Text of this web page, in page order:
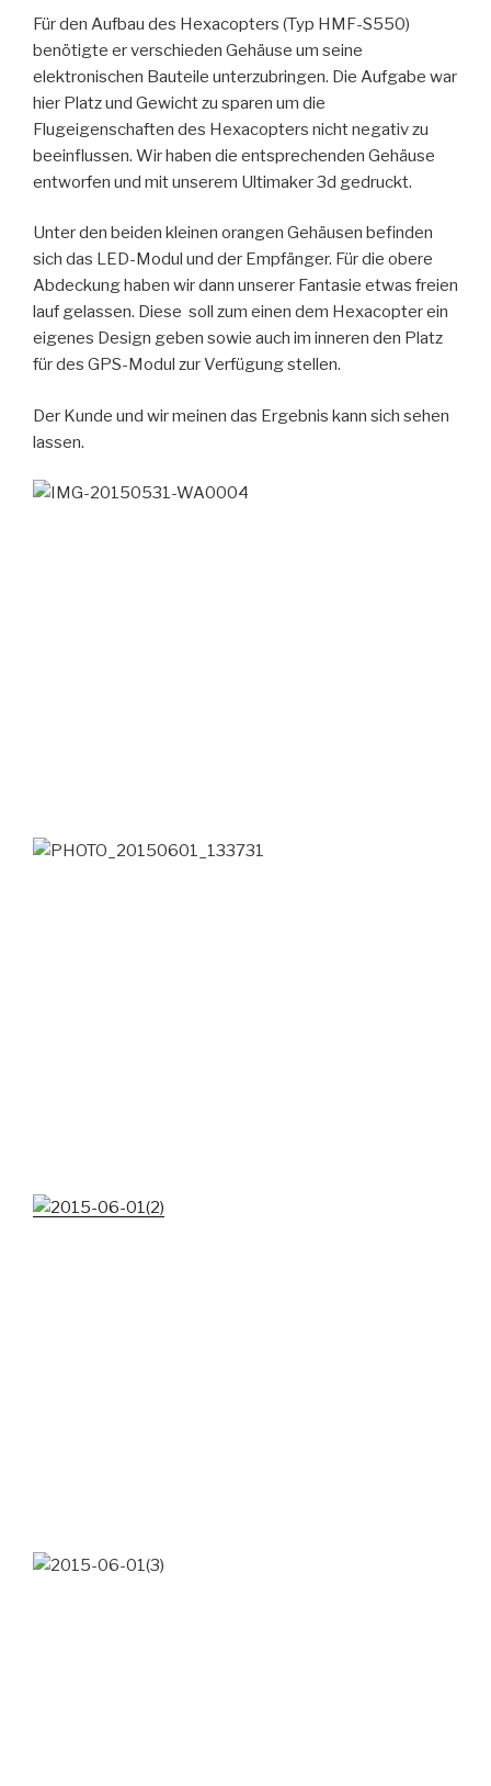
Für den Aufbau des Hexacopters (Typ HMF-S550)
benötigte er verschieden Gehäuse um seine
elektronischen Bauteile unterzubringen. Die Aufgabe war
hier Platz und Gewicht zu sparen um die
Flugeigenschaften des Hexacopters nicht negativ zu
beeinflussen. Wir haben die entsprechenden Gehäuse
entworfen und mit unserem Ultimaker 3d gedruckt.
Unter den beiden kleinen orangen Gehäusen befinden
sich das LED-Modul und der Empfänger. Für die obere
Abdeckung haben wir dann unserer Fantasie etwas freien
lauf gelassen. Diese soll zum einen dem Hexacopter ein
eigenes Design geben sowie auch im inneren den Platz
für des GPS-Modul zur Verfügung stellen.
Der Kunde und wir meinen das Ergebnis kann sich sehen
lassen.